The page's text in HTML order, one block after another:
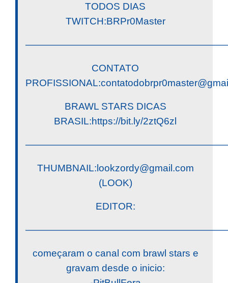
TODOS DIAS
TWITCH:BRPr0Master
CONTATO
PROFISSIONAL:
BRAWL STARS DICAS
BRASIL:https://bit.ly/2ztQ6zl
THUMBNAIL:lookzordy@gmail.com
(LOOK)
EDITOR:
começaram o canal com brawl stars e
gravam desde o inicio: